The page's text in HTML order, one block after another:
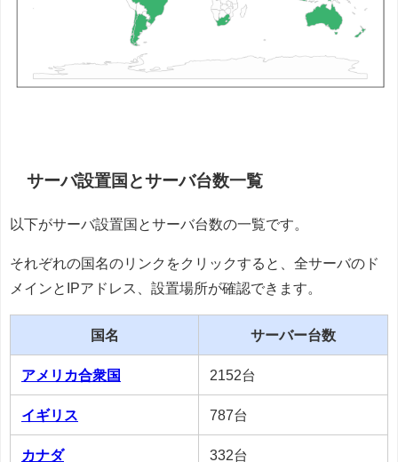
サーバ設置国とサーバ台数一覧
以下がサーバ設置国とサーバ台数の一覧です。
それぞれの国名のリンクをクリックすると、全サーバのド
メインとIPアドレス、設置場所が確認できます。
国名 サーバー台数
アメリカ合衆国 2152台
イギリス 787台
カナダ 332台